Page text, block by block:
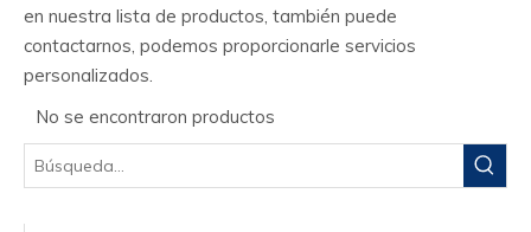
en nuestra lista de productos, también puede
contactarnos, podemos proporcionarle servicios
personalizados.
No se encontraron productos